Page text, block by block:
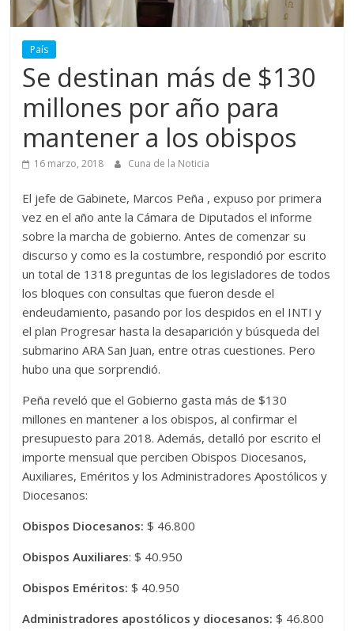
País
Se destinan más de $130
millones por año para
mantener a los obispos
16 marzo, 2018 Cuna de la Noticia
El jefe de Gabinete, Marcos Peña , expuso por primera
vez en el año ante la Cámara de Diputados el informe
sobre la marcha de gobierno. Antes de comenzar su
discurso y como es la costumbre, respondió por escrito
un total de 1318 preguntas de los legisladores de todos
los bloques con consultas que fueron desde el
endeudamiento, pasando por los despidos en el INTI y
el plan Progresar hasta la desaparición y búsqueda del
submarino ARA San Juan, entre otras cuestiones. Pero
hubo una que sorprendió.
Peña reveló que el Gobierno gasta más de $130
millones en mantener a los obispos, al confirmar el
presupuesto para 2018. Además, detalló por escrito el
importe mensual que perciben Obispos Diocesanos,
Auxiliares, Eméritos y los Administradores Apostólicos y
Diocesanos:
Obispos Diocesanos: $ 46.800
Obispos Auxiliares: $ 40.950
Obispos Eméritos: $ 40.950
Administradores apostólicos y diocesanos: $ 46.800